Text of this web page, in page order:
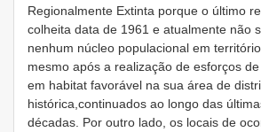
Regionalmente Extinta porque o último
colheita data de 1961 e atualmente não
nenhum núcleo populacional em
mesmo após a realização de esforços
em habitat favorável na sua área de
histórica,continuados ao longo das
décadas. Por outro lado, os locais de